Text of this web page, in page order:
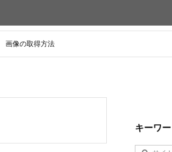
画像の取得方法
キーワ